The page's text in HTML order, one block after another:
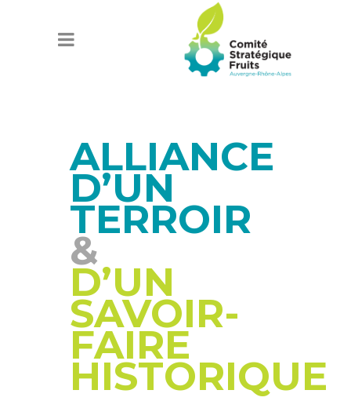
ALLIANCE
D’UN
TERROIR
&
D’UN
SAVOIR-
FAIRE
HISTORIQUE